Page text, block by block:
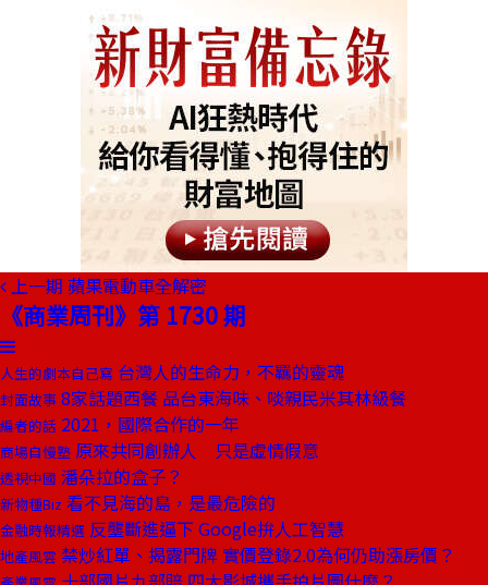
上一期 蘋果電動車全解密
《商業周刊》第 1730 期
人生的劇本自己寫 台灣人的生命力，不羈的靈魂
封面故事 8家話題西餐 品台東海味、啖親民米其林級餐
編者的話 2021，國際合作的一年
商場自慢塾 原來共同創辦人 只是虛情假意
透視中國 潘朵拉的盒子？
新物種Biz 看不見海的島，是最危險的
金融時報精選 反壟斷進逼下 Google拚人工智慧
地產風雲 禁炒紅單、揭露門牌 實價登錄2.0為何仍助漲房價？